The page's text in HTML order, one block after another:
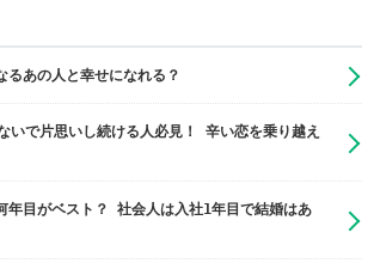
るあの人と幸せになれる？
いで片思いし続ける人必見！ 辛い恋を乗り越え
年目がベスト？ 社会人は入社1年目で結婚はあ